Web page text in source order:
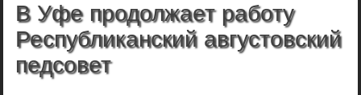
В Уфе продолжает работу
Республиканский августовский
педсовет